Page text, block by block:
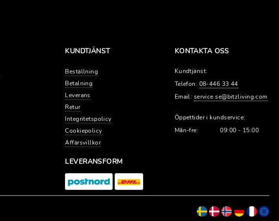
KUNDTJÄNST
Beställning
Betalning
Leverans
Retur
Integritetspolicy
Cookiepolicy
Affärsvillkor
KONTAKTA OSS
Kundtjänst:
Telefon: 08-446 33 44
Email: service.se@bitzliving.com
Öppettider i kundservice:
Mån-fre:
09:00 - 15:00
LEVERANSFORM